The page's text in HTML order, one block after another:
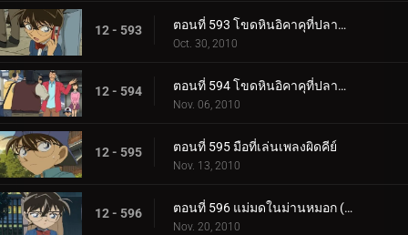
12 - 593 ตอนที่ 593 โขดหินอิคาคุที่ปลาหายไป (ตอน 1)
Oct. 30, 2010
12 - 594 ตอนที่ 594 โขดหินอิคาคุที่ปลาหายไป (ตอน 2)
Nov. 06, 2010
12 - 595 ตอนที่ 595 มือที่เล่นเพลงผิดคีย์
Nov. 13, 2010
12 - 596 ตอนที่ 596 แม่มดในม่านหมอก (ตอน 1)
Nov. 20, 2010